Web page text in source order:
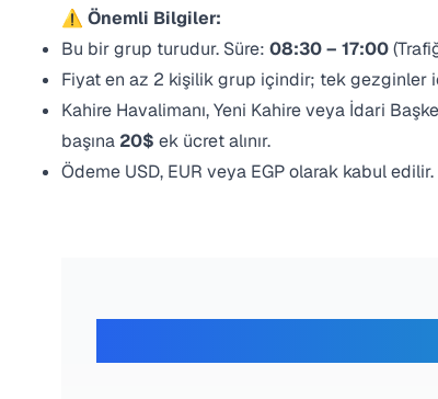
⚠️ Önemli Bilgiler:
Bu bir grup turudur. Süre: 08:30 – 17:00
Fiyat en az 2 kişilik grup içindir; tek gezginler
Kahire Havalimanı, Yeni Kahire veya İdari
başına 20$ ek ücret alınır.
Ödeme USD, EUR veya EGP olarak kabul edilir.